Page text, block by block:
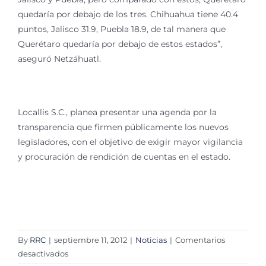
quedaría por debajo de los tres. Chihuahua tiene 40.4
puntos, Jalisco 31.9, Puebla 18.9, de tal manera que
Querétaro quedaría por debajo de estos estados”,
aseguró Netzáhuatl.
Locallis S.C., planea presentar una agenda por la
transparencia que firmen públicamente los nuevos
legisladores, con el objetivo de exigir mayor vigilancia
y procuración de rendición de cuentas en el estado.
By RRC | septiembre 11, 2012 | Noticias | Comentarios
desactivadosen